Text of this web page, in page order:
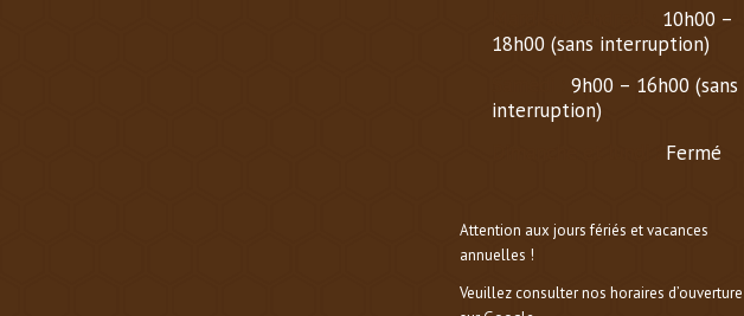
10h00 –
18h00 (sans interruption)
9h00 – 16h00 (sans
interruption)
Fermé
Attention aux jours fériés et vacances
annuelles !
Veuillez consulter nos horaires d’ouverture